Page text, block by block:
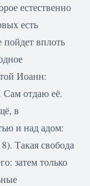
естественно
есть
пойдет вплоть
Иоанн:
отдаю её.
в
и над адом:
Такая свобода
затем только